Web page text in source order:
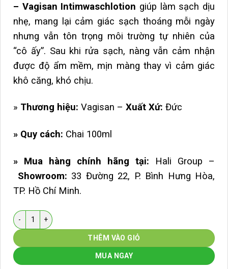
– Vagisan Intimwaschlotion giúp làm sạch dịu
nhẹ, mang lại cảm giác sạch thoáng mỗi ngày
nhưng vẫn tôn trọng môi trường tự nhiên của
“cô ấy”. Sau khi rửa sạch, nàng vẫn cảm nhận
được độ ẩm mềm, mịn màng thay vì cảm giác
khô căng, khó chịu.
» Thương hiệu: Vagisan – Xuất Xứ: Đức
» Quy cách: Chai 100ml
» Mua hàng chính hãng tại: Hali Group –
Showroom: 33 Đường 22, P. Bình Hưng Hòa,
TP. Hồ Chí Minh.
Số lượng
THÊM VÀO GIỎ
MUA NGAY